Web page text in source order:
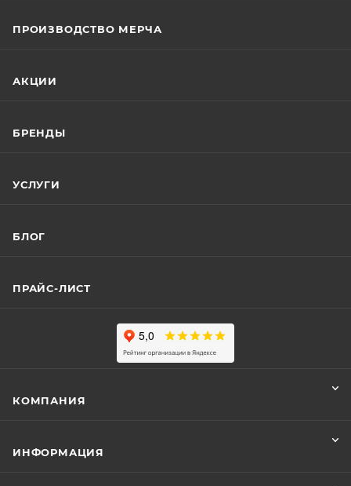
ПРОИЗВОДСТВО МЕРЧА
АКЦИИ
БРЕНДЫ
УСЛУГИ
БЛОГ
ПРАЙС-ЛИСТ
КОМПАНИЯ
ИНФОРМАЦИЯ